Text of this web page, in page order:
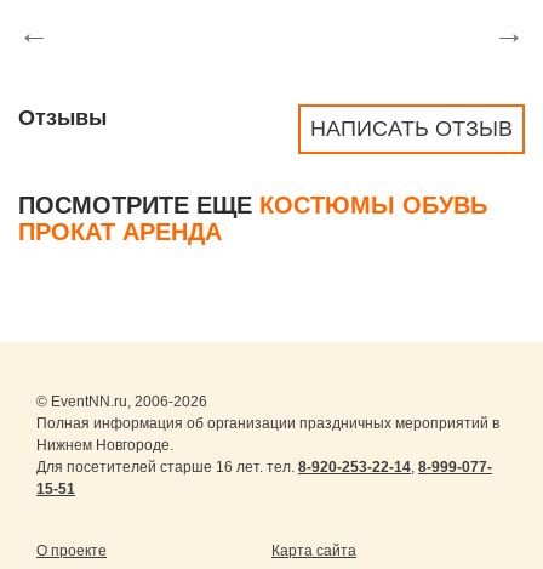
← →
НАПИСАТЬ ОТЗЫВ
Отзывы
ПОСМОТРИТЕ ЕЩЕ КОСТЮМЫ ОБУВЬ
ПРОКАТ АРЕНДА
© EventNN.ru, 2006-2026
Полная информация об организации праздничных мероприятий в
Нижнем Новгороде.
Для посетителей старше 16 лет. тел. 8-920-253-22-14, 8-999-077-
15-51
О проекте Карта сайта